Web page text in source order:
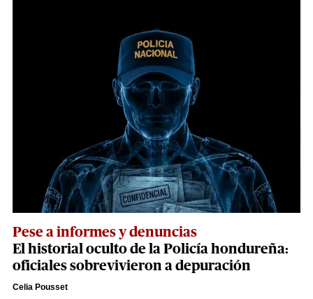
Pese a informes y denuncias
El historial oculto de la Policía hondureña:
oficiales sobrevivieron a depuración
Celia Pousset